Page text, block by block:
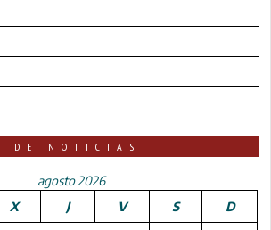
DE NOTICIAS
agosto 2026
X J V S D